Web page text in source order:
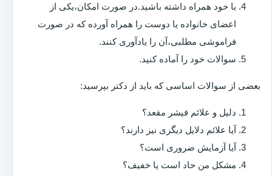
با خود همراه داشته باشید.در صورت امکان،یکی از
اعضای خانواده یا دوست را همراه آورده که در صورت
فراموشی مطلبی،آن را یادآوری کنند.
سوالات خود را آماده کنید.
بعضی از سوالات اساسی که باید از دکتر بپرسید:
دلیل و علائم فیشر مقعد؟
آیا علائم دلایل دیگری نیز دارند؟
آیا آزمایش ضروری است؟
مشکل من حاد است یا خفیف؟